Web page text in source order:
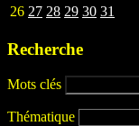
26 27 28 29 30 31
Recherche
Mots clés
Thématique